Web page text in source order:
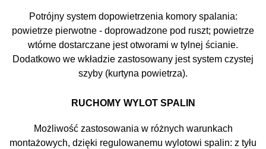
Potrójny system dopowietrzenia komory spalania:
powietrze pierwotne - doprowadzone pod ruszt; powietrze
wtórne dostarczane jest otworami w tylnej ścianie.
Dodatkowo we wkładzie zastosowany jest system czystej
szyby (kurtyna powietrza).
RUCHOMY WYLOT SPALIN
Możliwość zastosowania w różnych warunkach
montażowych, dzięki regulowanemu wylotowi spalin: z tyłu